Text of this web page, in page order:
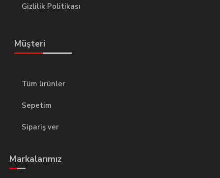
Gizlilik Politikası
Müşteri
Tüm ürünler
Sepetim
Sipariş ver
Markalarımız